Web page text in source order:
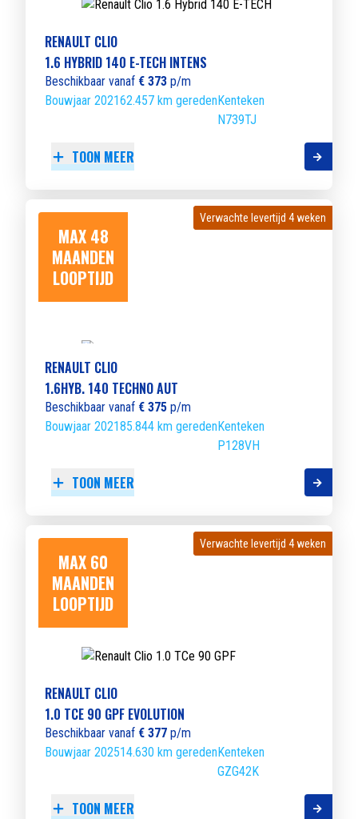
RENAULT CLIO
1.6 HYBRID 140 E-TECH INTENS
Beschikbaar vanaf € 373 p/m
Bouwjaar 202162.457 km geredenKenteken
N739TJ
TOON MEER
MAX 48
MAANDEN
LOOPTIJD
Verwachte levertijd 4 weken
Verwachte levertijd 4 weken
RENAULT CLIO
1.6HYB. 140 TECHNO AUT
Beschikbaar vanaf € 375 p/m
Bouwjaar 202185.844 km geredenKenteken
P128VH
TOON MEER
MAX 60
MAANDEN
LOOPTIJD
Verwachte levertijd 4 weken
Verwachte levertijd 4 weken
RENAULT CLIO
1.0 TCE 90 GPF EVOLUTION
Beschikbaar vanaf € 377 p/m
Bouwjaar 202514.630 km geredenKenteken
GZG42K
TOON MEER